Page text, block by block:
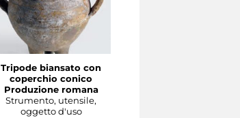
Tripode biansato con
coperchio conico
Produzione romana
Strumento, utensile,
oggetto d'uso